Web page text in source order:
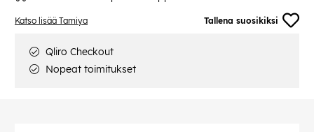
Katso lisää Tamiya Tallena suosikiksi
Qliro Checkout
Nopeat toimitukset